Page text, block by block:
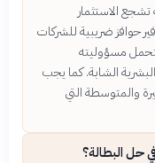
الاستثمار
حوافز ضريبية للشركات
مسؤوليته
البشرية الشابة. كما يجب
والمتوسطة التي
حل البطالة؟